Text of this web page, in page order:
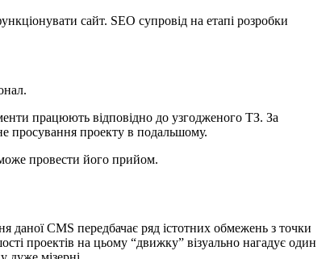
сайт. SEO супровід на етапі розробки
працюють відповідно до узгодженого ТЗ. За
просування проекту в подальшому.
провести його прийом.
даної CMS передбачає ряд істотних обмежень з точки
проектів на цьому “движку” візуально нагадує один